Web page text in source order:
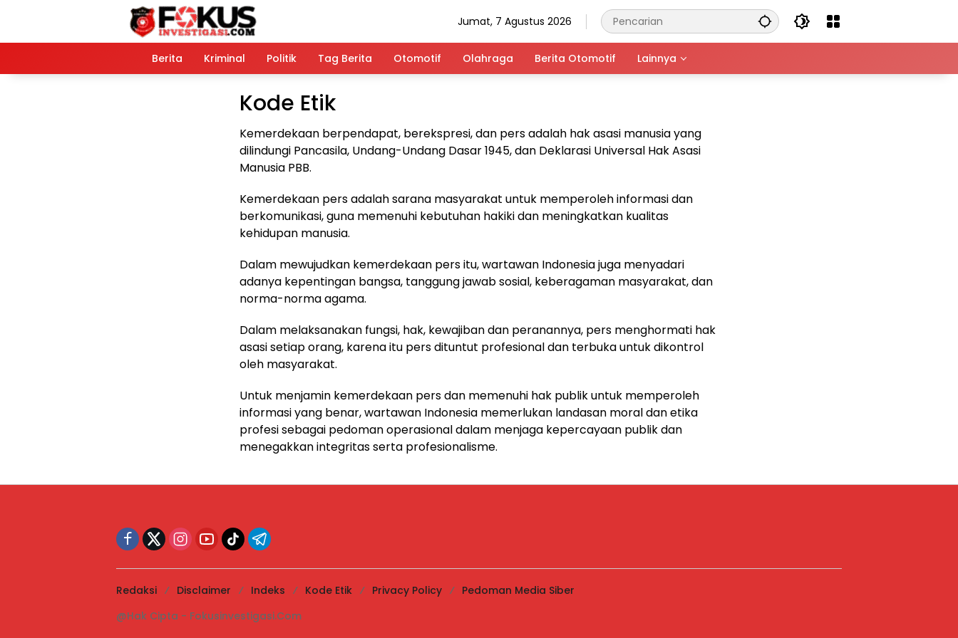
Jumat, 7 Agustus 2026
HomeBerita Kriminal Politik Tag Berita Otomotif Olahraga Berita Otomotif Lainnya
Kode Etik
Kemerdekaan berpendapat, berekspresi, dan pers adalah hak asasi manusia yang
dilindungi Pancasila, Undang-Undang Dasar 1945, dan Deklarasi Universal Hak Asasi
Manusia PBB.
Kemerdekaan pers adalah sarana masyarakat untuk memperoleh informasi dan
berkomunikasi, guna memenuhi kebutuhan hakiki dan meningkatkan kualitas
kehidupan manusia.
Dalam mewujudkan kemerdekaan pers itu, wartawan Indonesia juga menyadari
adanya kepentingan bangsa, tanggung jawab sosial, keberagaman masyarakat, dan
norma-norma agama.
Dalam melaksanakan fungsi, hak, kewajiban dan peranannya, pers menghormati hak
asasi setiap orang, karena itu pers dituntut profesional dan terbuka untuk dikontrol
oleh masyarakat.
Untuk menjamin kemerdekaan pers dan memenuhi hak publik untuk memperoleh
informasi yang benar, wartawan Indonesia memerlukan landasan moral dan etika
profesi sebagai pedoman operasional dalam menjaga kepercayaan publik dan
menegakkan integritas serta profesionalisme.
Redaksi Disclaimer Indeks Kode Etik Privacy Policy
Pedoman Media Siber
@Hak Cipta - Fokusinvestigasi.Com